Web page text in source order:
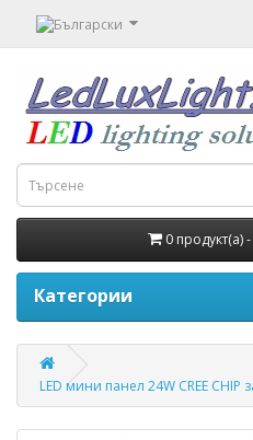
0 продукт(а)
Категории
LED мини панел 24W CREE